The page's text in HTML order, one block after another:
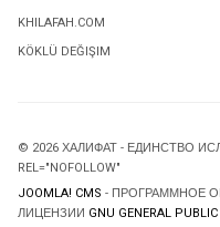
KHILAFAH.COM
KÖKLÜ DEĞIŞIM
© 2026 ХАЛИФАТ - ЕДИНСТВО
REL="NOFOLLOW"
JOOMLA! CMS - ПРОГРАММНОЕ
ЛИЦЕНЗИИ GNU GENERAL